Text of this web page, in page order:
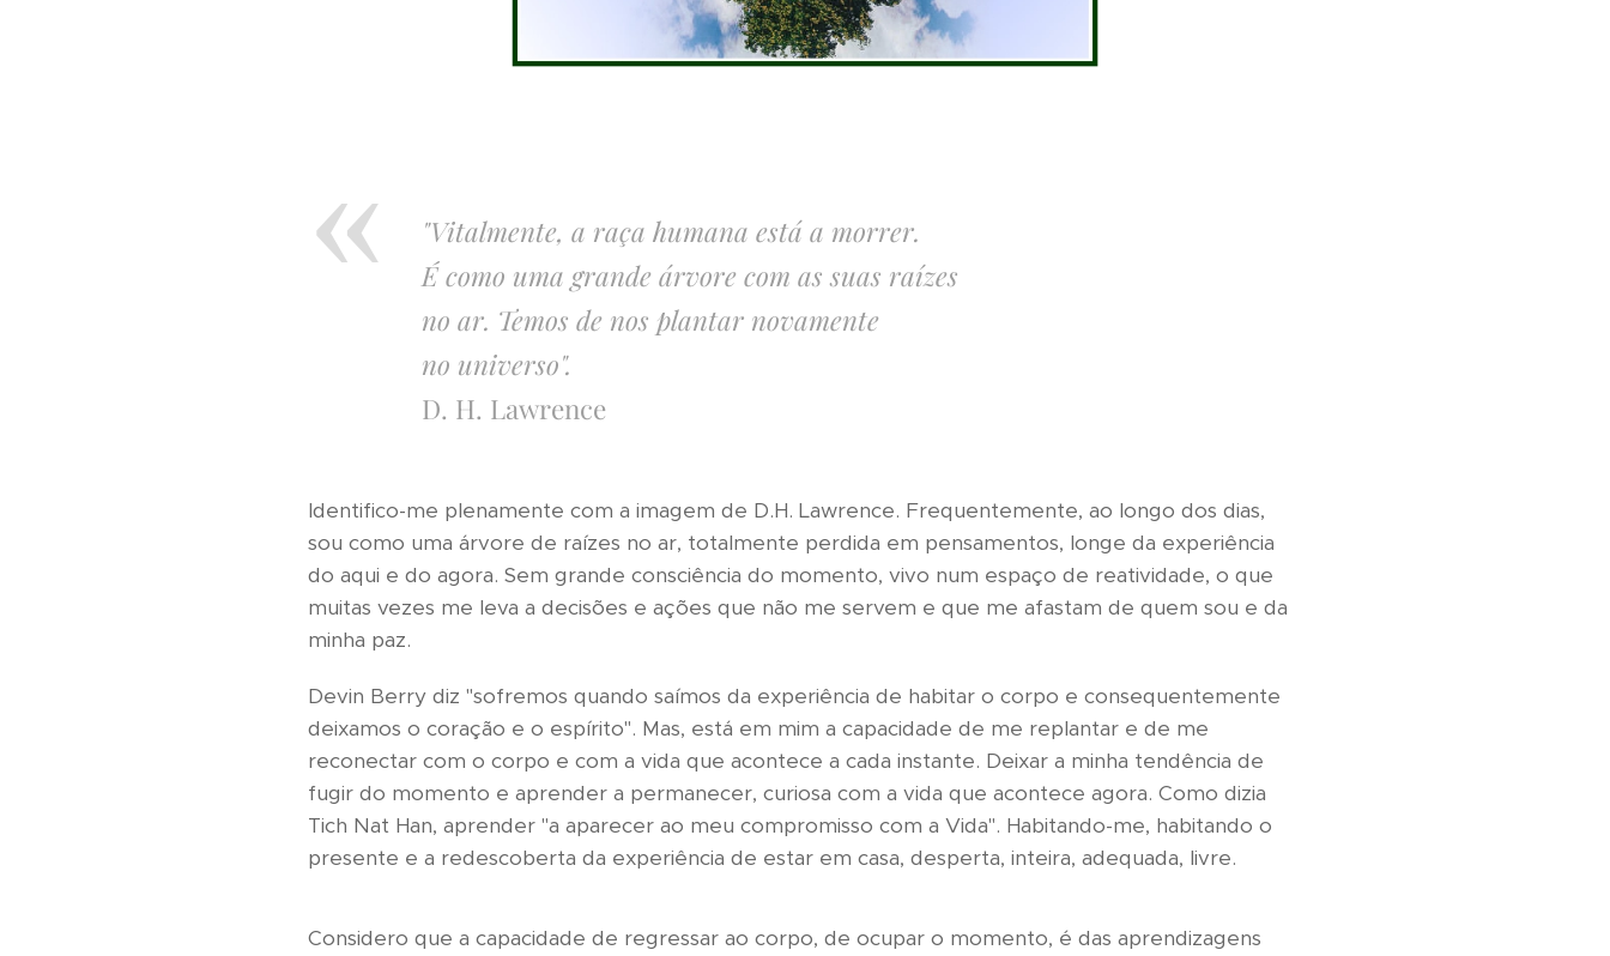
"Vitalmente, a raça humana está a morrer.
É como uma grande árvore com as suas raízes
no ar. Temos de nos plantar novamente
no universo".
D. H. Lawrence
Identifico-me plenamente com a imagem de D.H. Lawrence. Frequentemente, ao longo dos dias,
sou como uma árvore de raízes no ar, totalmente perdida em pensamentos, longe da experiência
do aqui e do agora. Sem grande consciência do momento, vivo num espaço de reatividade, o que
muitas vezes me leva a decisões e ações que não me servem e que me afastam de quem sou e da
minha paz.
Devin Berry diz "sofremos quando saímos da experiência de habitar o corpo e consequentemente
deixamos o coração e o espírito". Mas, está em mim a capacidade de me replantar e de me
reconectar com o corpo e com a vida que acontece a cada instante. Deixar a minha tendência de
fugir do momento e aprender a permanecer, curiosa com a vida que acontece agora. Como dizia
Tich Nat Han, aprender "a aparecer ao meu compromisso com a Vida". Habitando-me, habitando o
presente e a redescoberta da experiência de estar em casa, desperta, inteira, adequada, livre.
Considero que a capacidade de regressar ao corpo, de ocupar o momento, é das aprendizagens